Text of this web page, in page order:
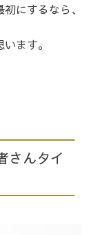
にするなら、
ます。
さんタイ